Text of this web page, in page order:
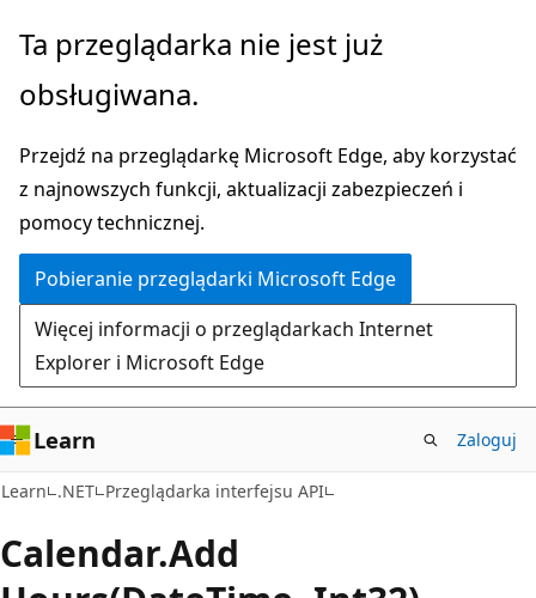
Przejdź
głównej
Przejdź
nawigacji
stronie
Ta przeglądarka nie jest już
obsługiwana.
Przejdź na przeglądarkę Microsoft Edge, aby korzystać
z najnowszych funkcji, aktualizacji zabezpieczeń i
pomocy technicznej.
Pobieranie przeglądarki Microsoft Edge
Więcej informacji o przeglądarkach Internet
Explorer i Microsoft Edge
Learn Zaloguj
Learn .NET Przeglądarka interfejsu API
Calendar.Add